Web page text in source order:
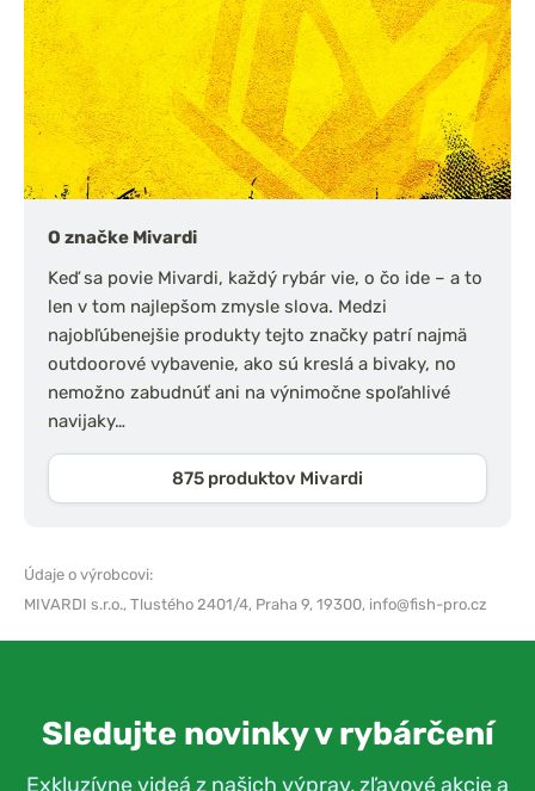
O značke Mivardi
Keď sa povie Mivardi, každý rybár vie, o čo ide – a to
len v tom najlepšom zmysle slova. Medzi
najobľúbenejšie produkty tejto značky patrí najmä
outdoorové vybavenie, ako sú kreslá a bivaky, no
nemožno zabudnúť ani na výnimočne spoľahlivé
navijaky…
875 produktov Mivardi
Údaje o výrobcovi:
MIVARDI s.r.o., Tlustého 2401/4, Praha 9, 19300, info@fish-pro.cz
Sledujte novinky v rybárčení
Exkluzívne videá z našich výprav, zľavové akcie a